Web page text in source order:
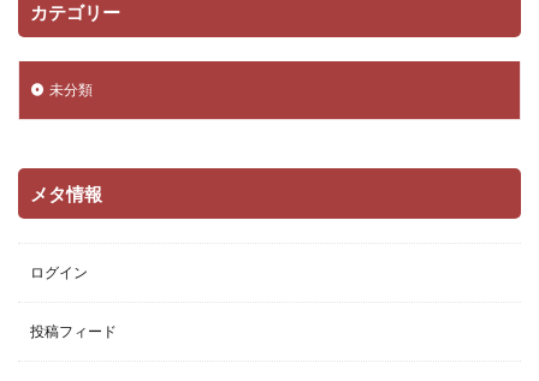
カテゴリー
未分類
メタ情報
ログイン
投稿フィード